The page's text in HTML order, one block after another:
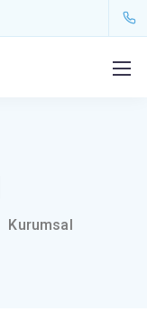
Kurumsal